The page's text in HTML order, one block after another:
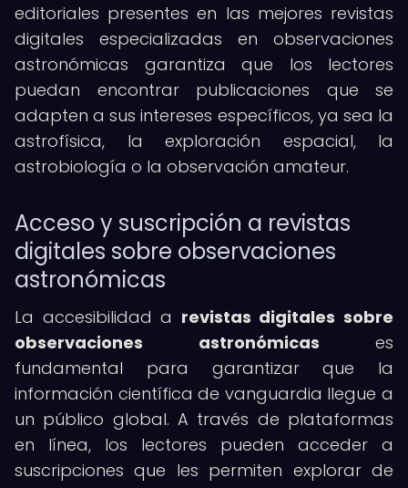
editoriales presentes en las mejores revistas
digitales especializadas en observaciones
astronómicas garantiza que los lectores
puedan encontrar publicaciones que se
adapten a sus intereses específicos, ya sea la
astrofísica, la exploración espacial, la
astrobiología o la observación amateur.
Acceso y suscripción a revistas
digitales sobre observaciones
astronómicas
La accesibilidad a revistas digitales sobre
observaciones astronómicas es
fundamental para garantizar que la
información científica de vanguardia llegue a
un público global. A través de plataformas
en línea, los lectores pueden acceder a
suscripciones que les permiten explorar de